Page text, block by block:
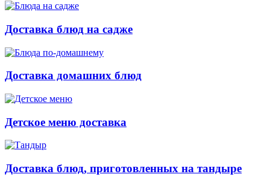
Доставка блюд на садже
Доставка домашних блюд
Детское меню доставка
Доставка блюд, приготовленных на тандыре